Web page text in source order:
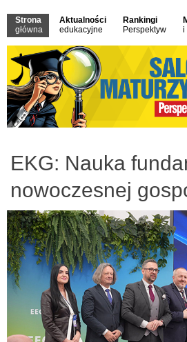
Strona
główna
Aktualności
edukacyjne
Rankingi
Perspektyw
i
EKG: Nauka
nowoczesnej